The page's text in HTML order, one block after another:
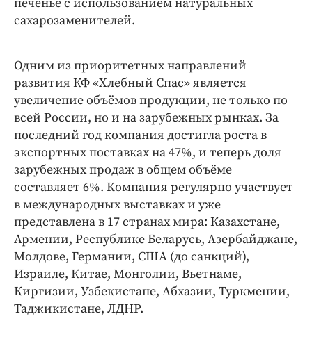
сахарозаменителей.
Одним из приоритетных направлений
развития КФ «Хлебный Спас» является
увеличение объёмов продукции, не только по
всей России, но и на зарубежных рынках. За
последний год компания достигла роста в
экспортных поставках на 47%, и теперь доля
зарубежных продаж в общем объёме
составляет 6%. Компания регулярно участвует
в международных выставках и уже
представлена в 17 странах мира: Казахстане,
Армении, Республике Беларусь, Азербайджане,
Молдове, Германии, США (до санкций),
Израиле, Китае, Монголии, Вьетнаме,
Киргизии, Узбекистане, Абхазии, Туркмении,
Таджикистане, ЛДНР.